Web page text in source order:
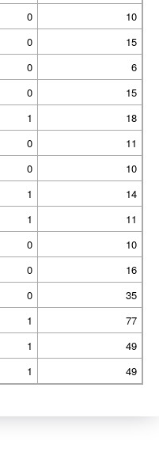
0
10
0
15
0
6
0
15
1
18
0
11
0
10
1
14
1
11
0
10
0
16
0
35
1
77
1
49
1 49